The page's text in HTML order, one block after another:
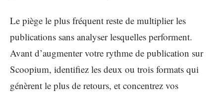
Le piège le plus fréquent reste de multiplier les
publications sans analyser lesquelles performent.
Avant d’augmenter votre rythme de publication sur
Scoopium, identifiez les deux ou trois formats qui
génèrent le plus de retours, et concentrez vos